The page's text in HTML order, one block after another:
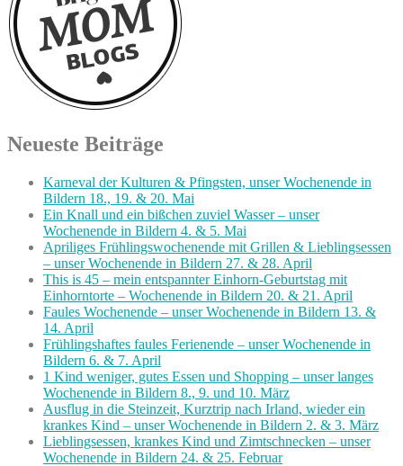
Neueste Beiträge
Karneval der Kulturen & Pfingsten, unser Wochenende in
Bildern 18., 19. & 20. Mai
Ein Knall und ein bißchen zuviel Wasser – unser
Wochenende in Bildern 4. & 5. Mai
Apriliges Frühlingswochenende mit Grillen & Lieblingsessen
– unser Wochenende in Bildern 27. & 28. April
This is 45 – mein entspannter Einhorn-Geburtstag mit
Einhorntorte – Wochenende in Bildern 20. & 21. April
Faules Wochenende – unser Wochenende in Bildern 13. &
14. April
Frühlingshaftes faules Ferienende – unser Wochenende in
Bildern 6. & 7. April
1 Kind weniger, gutes Essen und Shopping – unser langes
Wochenende in Bildern 8., 9. und 10. März
Ausflug in die Steinzeit, Kurztrip nach Irland, wieder ein
krankes Kind – unser Wochenende in Bildern 2. & 3. März
Lieblingsessen, krankes Kind und Zimtschnecken – unser
Wochenende in Bildern 24. & 25. Februar